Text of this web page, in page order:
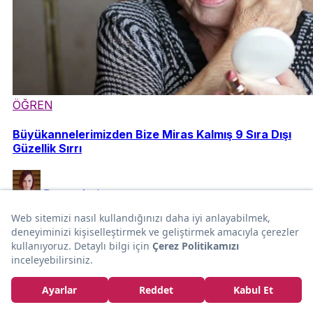
ÖĞREN
Büyükannelerimizden Bize Miras Kalmış 9 Sıra Dışı
Güzellik Sırrı
Duygu Arslan